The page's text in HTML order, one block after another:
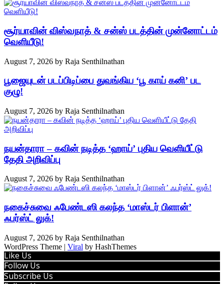
சூர்யாவின் விஸ்வநாத் & சன்ஸ் படத்தின் முன்னோட்டம்
வெளியீடு!
August 7, 2026 by Raja Senthilnathan
பூஜையுடன் படப்பிடிப்பை துவங்கிய ‘பூ காய் கனி’ பட
குழு!
August 7, 2026 by Raja Senthilnathan
நயன்தாரா – கவின் நடித்த ‘ஹாய்’ புதிய வெளியீட்டு
தேதி அறிவிப்பு
August 7, 2026 by Raja Senthilnathan
நகைச்சுவை ஃபேண்டஸி கலந்த ‘மாஸ்டர் பிளான்’
ஃபர்ஸ்ட் லுக்!
August 7, 2026 by Raja Senthilnathan
WordPress Theme | Viral by HashThemes
Like Us
Follow Us
Subscribe Us